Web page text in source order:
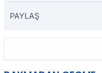
PAYLAŞ